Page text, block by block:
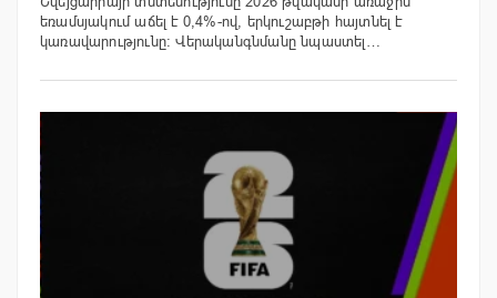
եռամսյակում աճել է 0,4%-ով, երկուշաբթի հայտնել է
կառավարությունը։ Վերականգնմանը նպաստել…